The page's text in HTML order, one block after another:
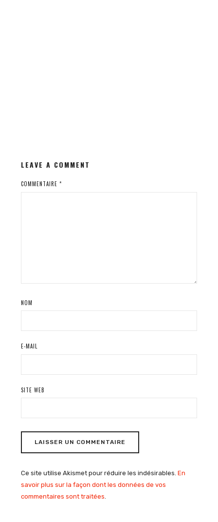
LEAVE A COMMENT
COMMENTAIRE *
NOM
E-MAIL
SITE WEB
Ce site utilise Akismet pour réduire les indésirables. En
savoir plus sur la façon dont les données de vos
commentaires sont traitées.